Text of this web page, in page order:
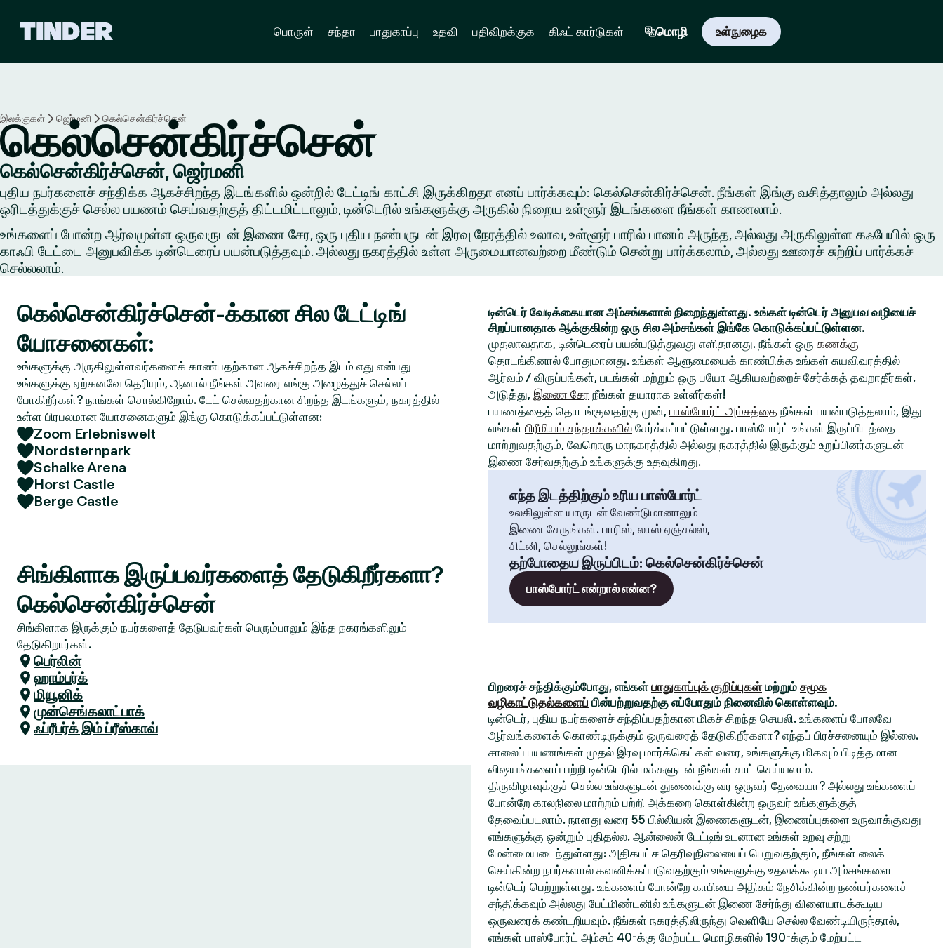
பொருள் சந்தா பாதுகாப்பு உதவி பதிவிறக்குக கிஃட் கார்டுகள் மொழி உள்நுழைக
இலக்குகள் ஜெர்மனி கெல்சென்கிர்ச்சென்
கெல்சென்கிர்ச்சென்
கெல்சென்கிர்ச்சென், ஜெர்மனி
புதிய நபர்களைச் சந்திக்க ஆகச்சிறந்த இடங்களில் ஒன்றில் டேட்டிங் காட்சி இருக்கிறதா எனப் பார்க்கவும்: கெல்சென்கிர்ச்சென். நீங்கள் இங்கு வசித்தாலும் அல்லது
ஓரிடத்துக்குச் செல்ல பயணம் செய்வதற்குத் திட்டமிட்டாலும், டின்டெரில் உங்களுக்கு அருகில் நிறைய உள்ளூர் இடங்களை நீங்கள் காணலாம்.
உங்களைப் போன்ற ஆர்வமுள்ள ஒருவருடன் இணை சேர, ஒரு புதிய நண்பருடன் இரவு நேரத்தில் உலாவ, உள்ளூர் பாரில் பானம் அருந்த, அல்லது அருகிலுள்ள கஃபேயில் ஒரு
காஃபி டேட்டை அனுபவிக்க டின்டெரைப் பயன்படுத்தவும். அல்லது நகரத்தில் உள்ள அருமையானவற்றை மீண்டும் சென்று பார்க்கலாம், அல்லது ஊரைச் சுற்றிப் பார்க்கச்
செல்லலாம்.
கெல்சென்கிர்ச்சென்-க்கான சில டேட்டிங்
யோசனைகள்:
உங்களுக்கு அருகிலுள்ளவர்களைக் காண்பதற்கான ஆகச்சிறந்த இடம் எது என்பது
உங்களுக்கு ஏற்கனவே தெரியும், ஆனால் நீங்கள் அவரை எங்கு அழைத்துச் செல்லப்
போகிறீர்கள்? நாங்கள் சொல்கிறோம். டேட் செல்வதற்கான சிறந்த இடங்களும், நகரத்தில்
உள்ள பிரபலமான யோசனைகளும் இங்கு கொடுக்கப்பட்டுள்ளன:
Zoom Erlebniswelt
Nordsternpark
Schalke Arena
Horst Castle
Berge Castle
சிங்கிளாக இருப்பவர்களைத் தேடுகிறீர்களா?
கெல்சென்கிர்ச்சென்
சிங்கிளாக இருக்கும் நபர்களைத் தேடுபவர்கள் பெரும்பாலும் இந்த நகரங்களிலும்
தேடுகிறார்கள்.
பெர்லின்
ஹாம்பர்க்
மியூனிக்
முன்செங்கலாட்பாக்
ஃப்ரீபர்க் இம் ப்ரீஸ்காவ்
டின்டெர் வேடிக்கையான அம்சங்களால் நிறைந்துள்ளது. உங்கள் டின்டெர் அனுபவ வழியைச்
சிறப்பானதாக ஆக்குகின்ற ஒரு சில அம்சங்கள் இங்கே கொடுக்கப்பட்டுள்ளன.
முதலாவதாக, டின்டெரைப் பயன்படுத்துவது எளிதானது. நீங்கள் ஒரு கணக்கு
தொடங்கினால் போதுமானது. உங்கள் ஆளுமையைக் காண்பிக்க உங்கள் சுயவிவரத்தில்
ஆர்வம் / விருப்பங்கள், படங்கள் மற்றும் ஒரு பயோ ஆகியவற்றைச் சேர்க்கத் தவறாதீர்கள்.
அடுத்து, இணை சேர நீங்கள் தயாராக உள்ளீர்கள்!
பயணத்தைத் தொடங்குவதற்கு முன், பாஸ்போர்ட் அம்சத்தை நீங்கள் பயன்படுத்தலாம், இது
எங்கள் பிரீமியம் சந்தாக்களில் சேர்க்கப்பட்டுள்ளது. பாஸ்போர்ட் உங்கள் இருப்பிடத்தை
மாற்றுவதற்கும், வேறொரு மாநகரத்தில் அல்லது நகரத்தில் இருக்கும் உறுப்பினர்களுடன்
இணை சேர்வதற்கும் உங்களுக்கு உதவுகிறது.
எந்த இடத்திற்கும் உரிய பாஸ்போர்ட்
உலகிலுள்ள யாருடன் வேண்டுமானாலும்
இணை சேருங்கள். பாரிஸ், லாஸ் ஏஞ்சல்ஸ்,
சிட்னி, செல்லுங்கள்!
தற்போதைய இருப்பிடம்: கெல்சென்கிர்ச்சென்
பாஸ்போர்ட் என்றால் என்ன?
பிறரைச் சந்திக்கும்போது, எங்கள் பாதுகாப்புக் குறிப்புகள் மற்றும் சமூக
வழிகாட்டுதல்களைப் பின்பற்றுவதற்கு எப்போதும் நினைவில் கொள்ளவும்.
டின்டெர், புதிய நபர்களைச் சந்திப்பதற்கான மிகச் சிறந்த செயலி. உங்களைப் போலவே
ஆர்வங்களைக் கொண்டிருக்கும் ஒருவரைத் தேடுகிறீர்களா? எந்தப் பிரச்சனையும் இல்லை.
சாலைப் பயணங்கள் முதல் இரவு மார்க்கெட்கள் வரை, உங்களுக்கு மிகவும் பிடித்தமான
விஷயங்களைப் பற்றி டின்டெரில் மக்களுடன் நீங்கள் சாட் செய்யலாம்.
திருவிழாவுக்குச் செல்ல உங்களுடன் துணைக்கு வர ஒருவர் தேவையா? அல்லது உங்களைப்
போன்றே காலநிலை மாற்றம் பற்றி அக்கறை கொள்கின்ற ஒருவர் உங்களுக்குத்
தேவைப்படலாம். நாளது வரை 55 பில்லியன் இணைகளுடன், இணைப்புகளை உருவாக்குவது
எங்களுக்கு ஒன்றும் புதிதல்ல. ஆன்லைன் டேட்டிங் உடனான உங்கள் உறவு சற்று
மேன்மையடைந்துள்ளது: அதிகபட்ச தெரிவுநிலையைப் பெறுவதற்கும், நீங்கள் லைக்
செய்கின்ற நபர்களால் கவனிக்கப்படுவதற்கும் உங்களுக்கு உதவக்கூடிய அம்சங்களை
டின்டெர் பெற்றுள்ளது. உங்களைப் போன்றே காபியை அதிகம் நேசிக்கின்ற நண்பர்களைச்
சந்திக்கவும் அல்லது பேட்மிண்டனில் உங்களுடன் இணை சேர்ந்து விளையாடக்கூடிய
ஒருவரைக் கண்டறியவும். நீங்கள் நகரத்திலிருந்து வெளியே செல்ல வேண்டியிருந்தால்,
எங்கள் பாஸ்போர்ட் அம்சம் 40-க்கு மேற்பட்ட மொழிகளில் 190-க்கும் மேற்பட்ட